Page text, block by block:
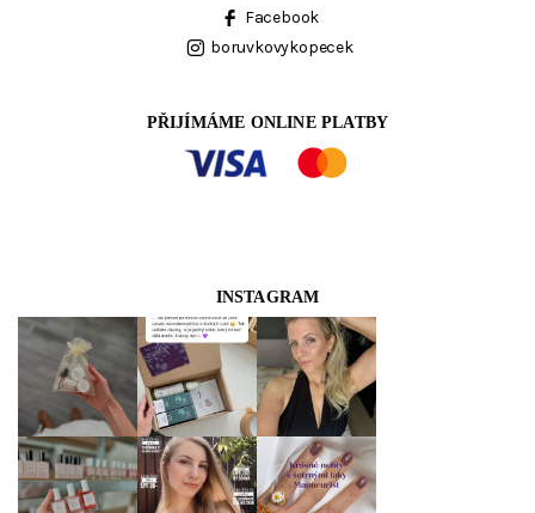
Facebook
boruvkovykopecek
PŘIJÍMÁME ONLINE PLATBY
INSTAGRAM